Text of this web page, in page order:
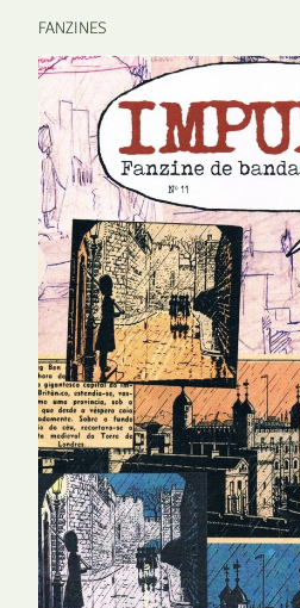
FANZINES